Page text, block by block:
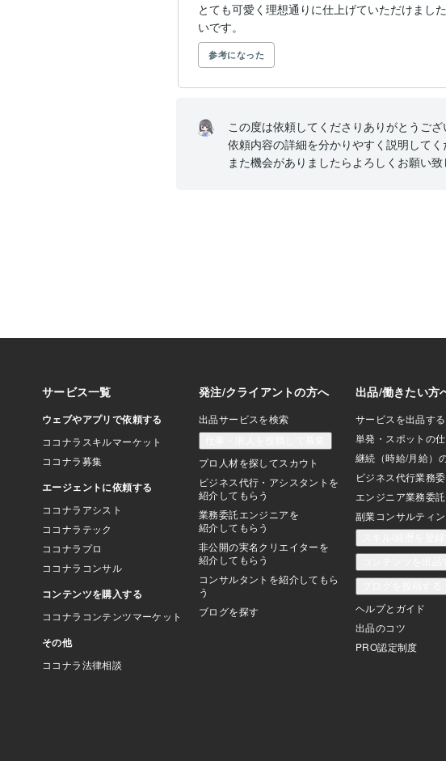
とても可愛く理想通りに仕上げていただけまし
いです。
参考になった
この度は依頼してくださりありがとうござ
依頼内容の詳細を分かりやすく説明して
また機会がありましたらよろしくお願い致